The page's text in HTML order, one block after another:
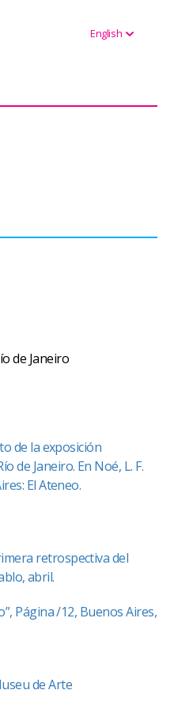
English
de Janeiro
de la exposición
de Janeiro. En Noé, L. F.
El Ateneo.
retrospectiva del
abril.
Página /12, Buenos Aires,
de Arte